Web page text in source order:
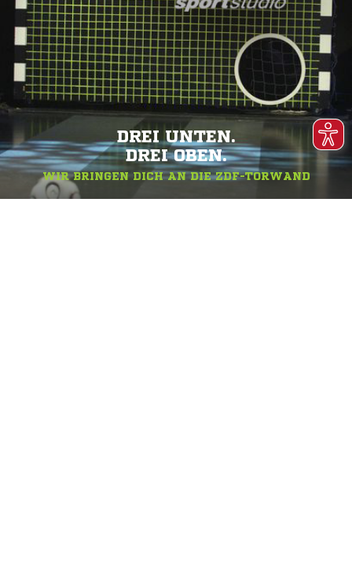
DREI UNTEN.
DREI OBEN.
WIR BRINGEN DICH AN DIE ZDF-TORWAND